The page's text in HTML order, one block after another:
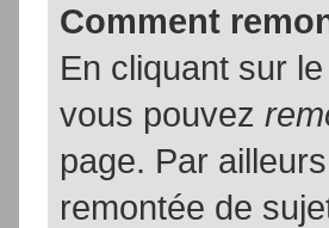
Comment
En cliquant sur
vous pouvez
page. Par
remontée de